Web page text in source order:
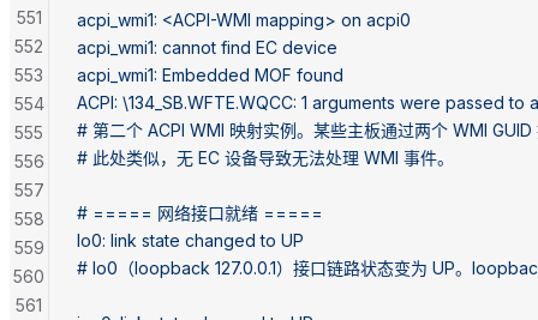
acpi_wmi1: <ACPI-WMI mapping> on acpi0
acpi_wmi1: cannot find EC device
acpi_wmi1: Embedded MOF found
ACPI: \134_SB.WFTE.WQCC: 1 arguments were passed
# 第二个 ACPI WMI 映射实例。某些主板通过两个 WMI
# 此处类似，无 EC 设备导致无法处理 WMI 事件。
# ===== 网络接口就绪 =====
lo0: link state changed to UP
# lo0（loopback 127.0.0.1）接口链路状态变为 UP。
551
552
553
554
555
556
557
558
559
560
561